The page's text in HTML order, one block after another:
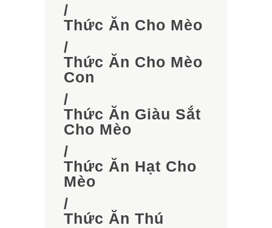
/
Thức Ăn Cho Mèo
/
Thức Ăn Cho Mèo
Con
/
Thức Ăn Giàu Sắt
Cho Mèo
/
Thức Ăn Hạt Cho
Mèo
/
Thức Ăn Thú